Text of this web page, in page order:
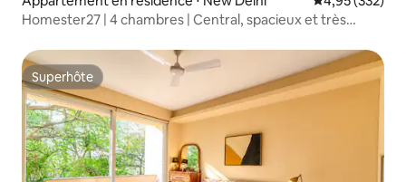
Homester27 | 4 chambres | Central, spacieux et très
Superhôte
Superhôte